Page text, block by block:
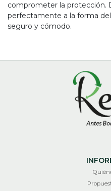
comprometer la protección.
perfectamente a la forma
seguro y cómodo.